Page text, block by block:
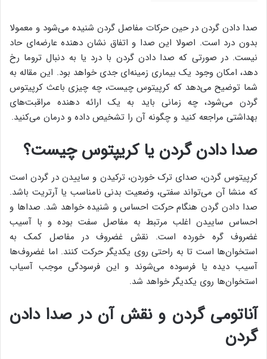
صدا دادن گردن در حین حرکات مفاصل گردن شنیده می‌شود و معمولا
بدون درد است. اصولا این صدا و اتفاق نشان دهنده عارضه‌ای حاد
نیست. در صورتی که صدا دادن گردن با درد یا به دنبال تروما رخ
دهد، امکان وجود یک بیماری زمینه‌ای جدی خواهد بود. این مقاله به
شما توضیح می‌دهد که کرپیتوس چیست، چه چیزی باعث کرپیتوس
گردن می‌شود، چه زمانی باید به یک ارائه ‌دهنده مراقبت‌های
بهداشتی مراجعه کنید و چگونه آن را تشخیص داده و درمان می‌کنید.
صدا دادن گردن یا کریپتوس چیست؟
کرپیتوس گردن، صدای ترک خوردن، ترکیدن و ساییدن در گردن است
که منشا آن می‌تواند سفتی، وضعیت بدنی نامناسب یا آرتریت باشد.
صدا دادن گردن هنگام حرکت احساس و شنیده خواهد شد. صداها و
احساس ساییدن اغلب مرتبط به مفاصل سفت بوده و با آسیب
غضروف گره خورده است. نقش غضروف در مفاصل کمک به
استخوان‌ها است تا به راحتی روی یکدیگر حرکت کنند. اما غضروف‌ها
آسیب دیده یا فرسوده می‌شوند و این فرسودگی موجب آسیاب
استخوان‌ها روی یکدیگر خواهد شد.
آناتومی گردن و نقش آن در صدا دادن
گردن